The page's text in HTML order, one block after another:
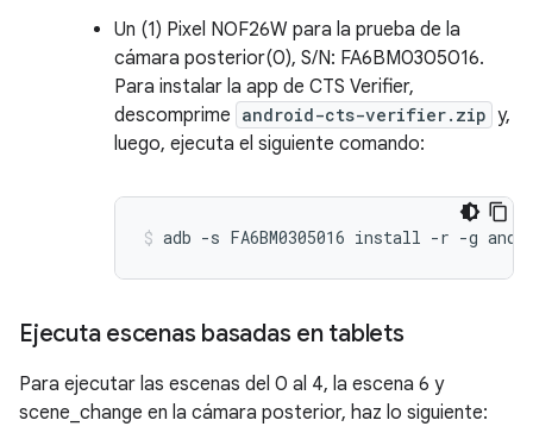
Un (1) Pixel NOF26W para la prueba de la
cámara posterior(0), S/N: FA6BM0305016.
Para instalar la app de CTS Verifier,
descomprime android-cts-verifier.zip y,
luego, ejecuta el siguiente comando:
Ejecuta escenas basadas en tablets
Para ejecutar las escenas del 0 al 4, la escena 6 y
scene_change en la cámara posterior, haz lo siguiente: